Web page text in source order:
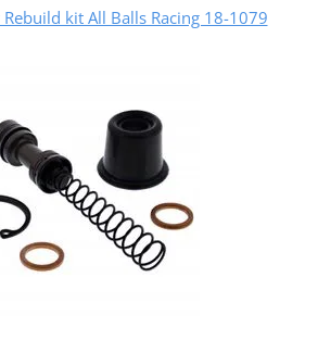
kit All Balls Racing 18-1079